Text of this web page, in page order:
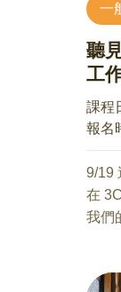
開課
(「
盟
童瑜
課程
開課
麻煩
的「
一
聽
工
課程
報名
9/19
在
我們
「聆